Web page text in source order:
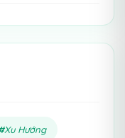
Xu Hướng